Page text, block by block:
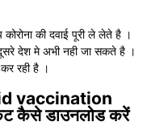
की दवाई पूरी ले लेते है ।
देश मे अभी नही जा सकते है ।
रही है ।
vaccination
कैसे डाउनलोड करें